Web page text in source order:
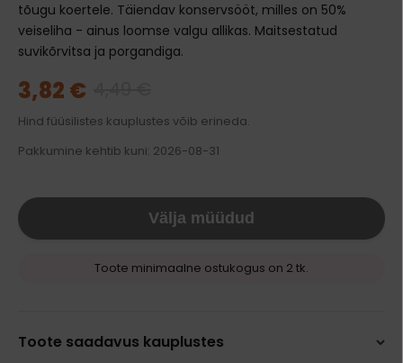
tõugu koertele. Täiendav konservsööt, milles on 50%
veiseliha - ainus loomse valgu allikas. Maitsestatud
suvikõrvitsa ja porgandiga.
3,82 €
Hind füüsilistes kauplustes võib erineda.
Pakkumine kehtib kuni: 2026-08-31
Välja müüdud
Toote minimaalne ostukogus on 2 tk.
Toote saadavus kauplustes